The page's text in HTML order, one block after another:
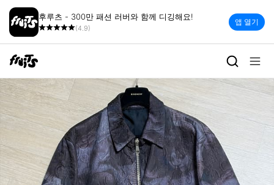
후루츠 - 300만 패션 러버와 함께 디깅해요!
(4.9)
앱 열기